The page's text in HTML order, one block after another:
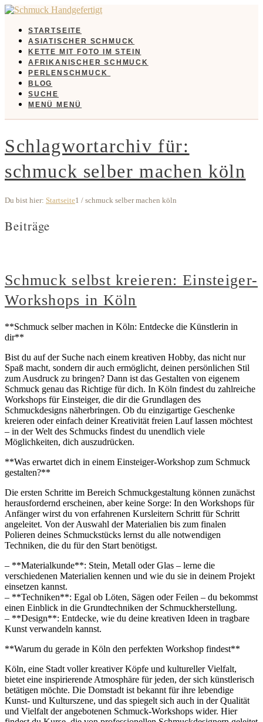
STARTSEITE
ASIATISCHER SCHMUCK
KETTE MIT FOTO IM STEIN
AFRIKANISCHER SCHMUCK
PERLENSCHMUCK
BLOG
SUCHE
MENÜ
MENÜ
Schlagwortarchiv für:
schmuck selber machen köln
Du bist hier: Startseite1 / schmuck selber machen köln
Beiträge
Schmuck selbst kreieren: Einsteiger-
Workshops in Köln
**Schmuck selber machen in Köln: Entdecke die Künstlerin in
dir**
Bist du auf der Suche nach einem kreativen Hobby, das nicht nur
Spaß macht, sondern dir auch ermöglicht, deinen persönlichen Stil
zum Ausdruck zu bringen? Dann ist das Gestalten von eigenem
Schmuck genau das Richtige für dich. In Köln findest du zahlreiche
Workshops für Einsteiger, die dir die Grundlagen des
Schmuckdesigns näherbringen. Ob du einzigartige Geschenke
kreieren oder einfach deiner Kreativität freien Lauf lassen möchtest
– in der Welt des Schmucks findest du unendlich viele
Möglichkeiten, dich auszudrücken.
**Was erwartet dich in einem Einsteiger-Workshop zum Schmuck
gestalten?**
Die ersten Schritte im Bereich Schmuckgestaltung können zunächst
herausfordernd erscheinen, aber keine Sorge: In den Workshops für
Anfänger wirst du von erfahrenen Kursleitern Schritt für Schritt
angeleitet. Von der Auswahl der Materialien bis zum finalen
Polieren deines Schmuckstücks lernst du alle notwendigen
Techniken, die du für den Start benötigst.
– **Materialkunde**: Stein, Metall oder Glas – lerne die
verschiedenen Materialien kennen und wie du sie in deinem Projekt
einsetzen kannst.
– **Techniken**: Egal ob Löten, Sägen oder Feilen – du bekommst
einen Einblick in die Grundtechniken der Schmuckherstellung.
– **Design**: Entdecke, wie du deine kreativen Ideen in tragbare
Kunst verwandeln kannst.
**Warum du gerade in Köln den perfekten Workshop findest**
Köln, eine Stadt voller kreativer Köpfe und kultureller Vielfalt,
bietet eine inspirierende Atmosphäre für jeden, der sich künstlerisch
betätigen möchte. Die Domstadt ist bekannt für ihre lebendige
Kunst- und Kulturszene, und das spiegelt sich auch in der Qualität
und Vielfalt der angebotenen Schmuck-Workshops wider. Hier